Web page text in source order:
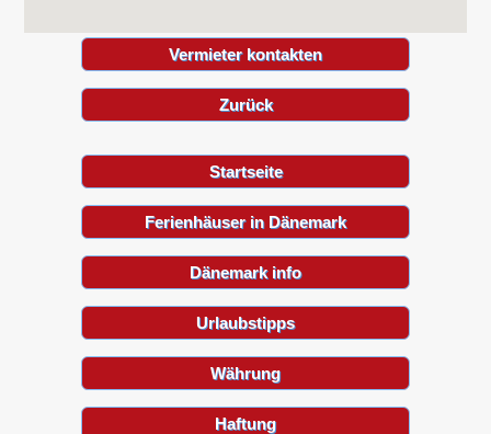
Vermieter kontakten
Zurück
Startseite
Ferienhäuser in Dänemark
Dänemark info
Urlaubstipps
Währung
Haftung